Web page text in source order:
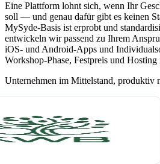
Eine Plattform lohnt sich, wenn Ihr
soll — und genau dafür gibt es keinen
MySyde-Basis ist erprobt und
entwickeln wir passend zu Ihrem
iOS- und Android-Apps und
Workshop-Phase, Festpreis und
Unternehmen im Mittelstand, produktiv